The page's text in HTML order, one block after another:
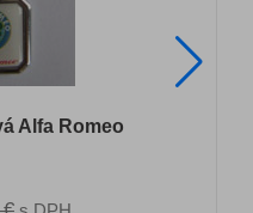
Alfa Romeo